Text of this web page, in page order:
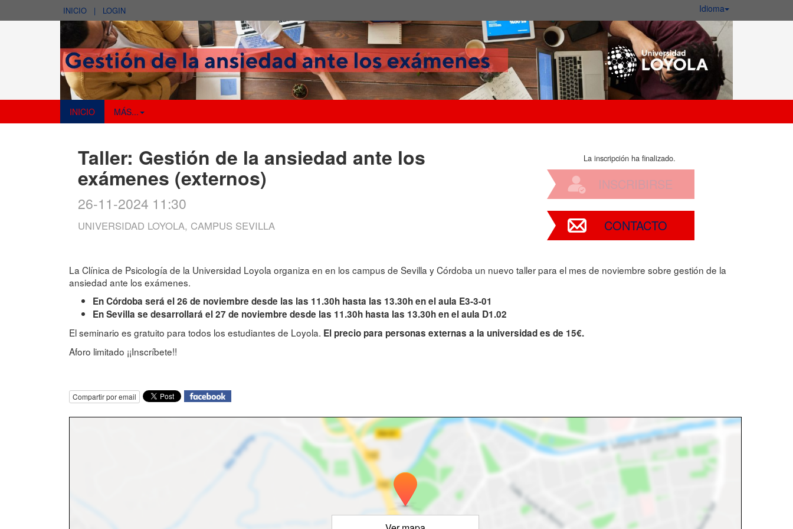
INICIO | LOGIN Idioma
INICIO MÁS...
Taller: Gestión de la ansiedad ante los
exámenes (externos)
26-11-2024 11:30
UNIVERSIDAD LOYOLA, CAMPUS SEVILLA
La inscripción ha finalizado.
INSCRIBIRSE
CONTACTO
La Clínica de Psicología de la Universidad Loyola organiza en en los campus de Sevilla y Córdoba un nuevo taller para el mes de noviembre sobre gestión de la
ansiedad ante los exámenes.
En Córdoba será el 26 de noviembre desde las las 11.30h hasta las 13.30h en el aula E3-3-01
En Sevilla se desarrollará el 27 de noviembre desde las 11.30h hasta las 13.30h en el aula D1.02
El seminario es gratuito para todos los estudiantes de Loyola. El precio para personas externas a la universidad es de 15€.
Aforo limitado ¡¡Inscríbete!!
Compartir por email